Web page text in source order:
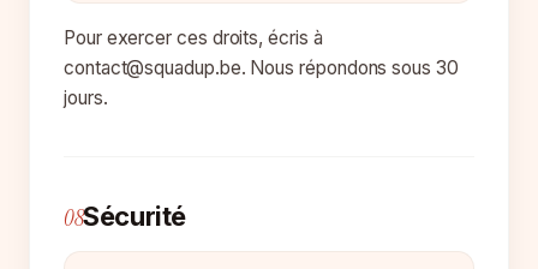
Pour exercer ces droits, écris à
contact@squadup.be. Nous répondons sous 30
jours.
08Sécurité